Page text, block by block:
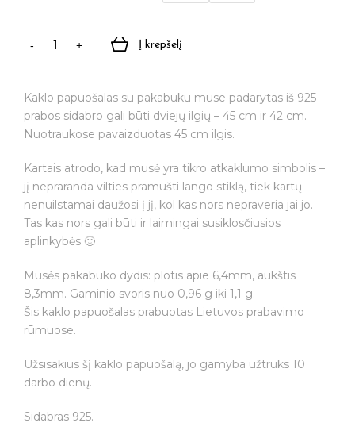
produkto
darbo
papuošalas
iš
sidabro
"Vabzdys"
Į krepšelį
Kaklo papuošalas su pakabuku muse padarytas iš 925
prabos sidabro gali būti dviejų ilgių – 45 cm ir 42 cm.
Nuotraukose pavaizduotas 45 cm ilgis.
Kartais atrodo, kad musė yra tikro atkaklumo simbolis –
jį nepraranda vilties pramušti lango stiklą, tiek kartų
nenuilstamai daužosi į jį, kol kas nors nepraveria jai jo.
Tas kas nors gali būti ir laimingai susiklosčiusios
aplinkybės 🙂
Musės pakabuko dydis: plotis apie 6,4mm, aukštis
8,3mm. Gaminio svoris nuo 0,96 g iki 1,1 g.
Šis kaklo papuošalas prabuotas Lietuvos prabavimo
rūmuose.
Užsisakius šį kaklo papuošalą, jo gamyba užtruks 10
darbo dienų.
Sidabras 925.